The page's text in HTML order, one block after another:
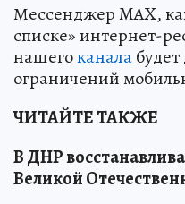
Мессенджер MAX,
списке» интернет-
нашегоканала
ограничений
ЧИТАЙТЕ ТАКЖЕ
В ДНР
Великой